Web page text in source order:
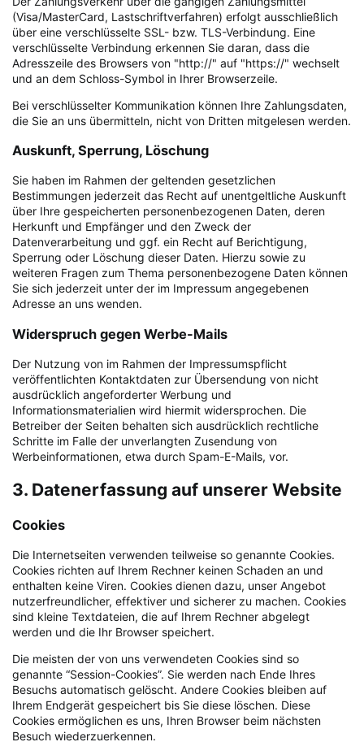
(Visa/MasterCard, Lastschriftverfahren) erfolgt ausschließlich
über eine verschlüsselte SSL- bzw. TLS-Verbindung. Eine
verschlüsselte Verbindung erkennen Sie daran, dass die
Adresszeile des Browsers von "http://" auf "https://" wechselt
und an dem Schloss-Symbol in Ihrer Browserzeile.
Bei verschlüsselter Kommunikation können Ihre Zahlungsdaten,
die Sie an uns übermitteln, nicht von Dritten mitgelesen werden.
Auskunft, Sperrung, Löschung
Sie haben im Rahmen der geltenden gesetzlichen
Bestimmungen jederzeit das Recht auf unentgeltliche Auskunft
über Ihre gespeicherten personenbezogenen Daten, deren
Herkunft und Empfänger und den Zweck der
Datenverarbeitung und ggf. ein Recht auf Berichtigung,
Sperrung oder Löschung dieser Daten. Hierzu sowie zu
weiteren Fragen zum Thema personenbezogene Daten können
Sie sich jederzeit unter der im Impressum angegebenen
Adresse an uns wenden.
Widerspruch gegen Werbe-Mails
Der Nutzung von im Rahmen der Impressumspflicht
veröffentlichten Kontaktdaten zur Übersendung von nicht
ausdrücklich angeforderter Werbung und
Informationsmaterialien wird hiermit widersprochen. Die
Betreiber der Seiten behalten sich ausdrücklich rechtliche
Schritte im Falle der unverlangten Zusendung von
Werbeinformationen, etwa durch Spam-E-Mails, vor.
3. Datenerfassung auf unserer Website
Cookies
Die Internetseiten verwenden teilweise so genannte Cookies.
Cookies richten auf Ihrem Rechner keinen Schaden an und
enthalten keine Viren. Cookies dienen dazu, unser Angebot
nutzerfreundlicher, effektiver und sicherer zu machen. Cookies
sind kleine Textdateien, die auf Ihrem Rechner abgelegt
werden und die Ihr Browser speichert.
Die meisten der von uns verwendeten Cookies sind so
genannte “Session-Cookies”. Sie werden nach Ende Ihres
Besuchs automatisch gelöscht. Andere Cookies bleiben auf
Ihrem Endgerät gespeichert bis Sie diese löschen. Diese
Cookies ermöglichen es uns, Ihren Browser beim nächsten
Besuch wiederzuerkennen.